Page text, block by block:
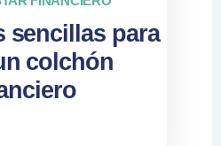
sencillas para
colchón